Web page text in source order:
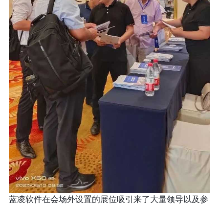
蓝凌软件在会场外设置的展位吸引来了大量领导以及参